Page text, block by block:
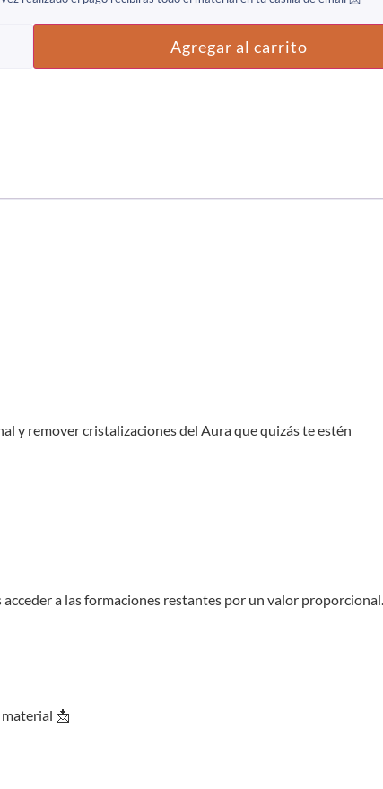
Agregar al carrito
y remover cristalizaciones del Aura que quizás te estén
a las formaciones restantes por un valor proporcional.
📩